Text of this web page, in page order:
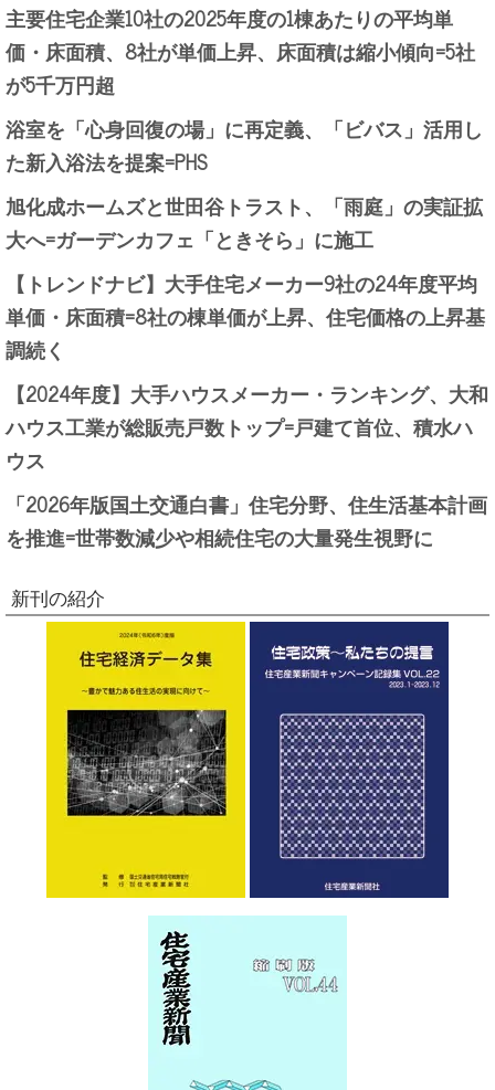
主要住宅企業10社の2025年度の1棟あたりの平均単
価・床面積、8社が単価上昇、床面積は縮小傾向=5社
が5千万円超
浴室を「心身回復の場」に再定義、「ビバス」活用し
た新入浴法を提案=PHS
旭化成ホームズと世田谷トラスト、「雨庭」の実証拡
大へ=ガーデンカフェ「ときそら」に施工
【トレンドナビ】大手住宅メーカー9社の24年度平均
単価・床面積=8社の棟単価が上昇、住宅価格の上昇基
調続く
【2024年度】大手ハウスメーカー・ランキング、大和
ハウス工業が総販売戸数トップ=戸建て首位、積水ハ
ウス
「2026年版国土交通白書」住宅分野、住生活基本計画
を推進=世帯数減少や相続住宅の大量発生視野に
新刊の紹介